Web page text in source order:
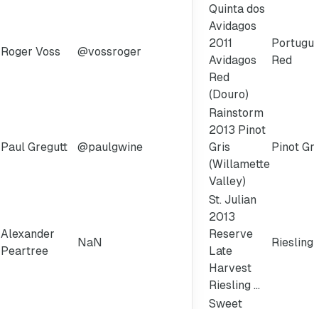
Roger Voss @vossroger
Quinta dos
Avidagos
2011
Avidagos
Red
(Douro)
Red
Paul Gregutt @paulgwine
Rainstorm
2013 Pinot
Gris
(Willamette
Valley)
Pinot
Alexander
Peartree
NaN
St. Julian
2013
Reserve
Late
Harvest
Riesling ...
Riesling
Sweet